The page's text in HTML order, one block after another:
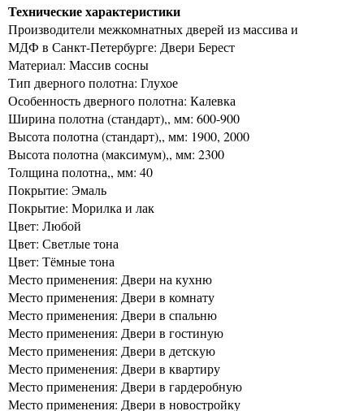
Технические характеристики
Производители межкомнатных дверей из массива и
МДФ в Санкт-Петербурге: Двери Берест
Материал: Массив сосны
Тип дверного полотна: Глухое
Особенность дверного полотна: Калевка
Ширина полотна (стандарт),, мм: 600-900
Высота полотна (стандарт),, мм: 1900, 2000
Высота полотна (максимум),, мм: 2300
Толщина полотна,, мм: 40
Покрытие: Эмаль
Покрытие: Морилка и лак
Цвет: Любой
Цвет: Светлые тона
Цвет: Тёмные тона
Место применения: Двери на кухню
Место применения: Двери в комнату
Место применения: Двери в спальню
Место применения: Двери в гостиную
Место применения: Двери в детскую
Место применения: Двери в квартиру
Место применения: Двери в гардеробную
Место применения: Двери в новостройку